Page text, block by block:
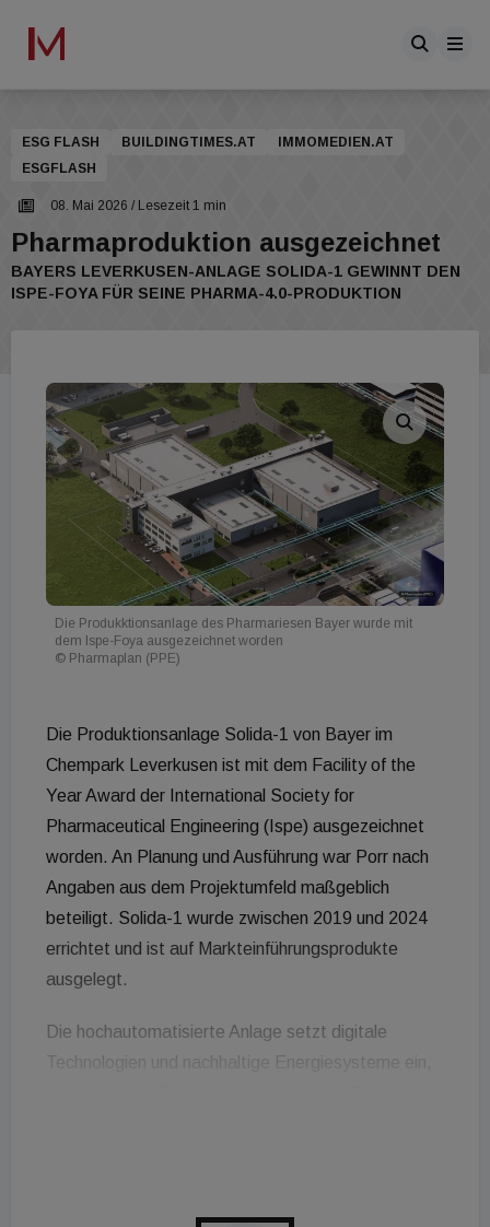
ESG FLASH BUILDINGTIMES.AT
IMMOMEDIEN.AT
ESGFLASH
08. Mai 2026 / Lesezeit 1 min
Pharmaproduktion ausgezeichnet
BAYERS LEVERKUSEN-ANLAGE SOLIDA-1 GEWINNT DEN
ISPE-FOYA FÜR SEINE PHARMA-4.0-PRODUKTION
Die Produkktionsanlage des Pharmariesen Bayer wurde mit
dem Ispe-Foya ausgezeichnet worden
© Pharmaplan (PPE)
Die Produktionsanlage Solida-1 von Bayer im
Chempark Leverkusen ist mit dem Facility of the
Year Award der International Society for
Pharmaceutical Engineering (Ispe) ausgezeichnet
worden. An Planung und Ausführung war Porr nach
Angaben aus dem Projektumfeld maßgeblich
beteiligt. Solida-1 wurde zwischen 2019 und 2024
errichtet und ist auf Markteinführungsprodukte
ausgelegt.
Die hochautomatisierte Anlage setzt digitale
Technologien und nachhaltige Energiesysteme ein,
hohe Automatisierung und eine effiziente